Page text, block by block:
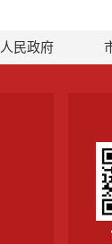
民政府